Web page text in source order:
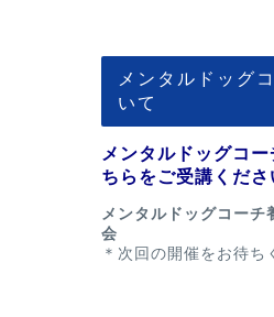
メンタルドッグ
いて
メンタルドッグコ
ちらをご受講くださ
メンタルドッグコーチ
会
＊次回の開催をお待ち